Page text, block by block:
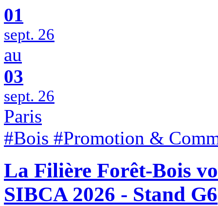
01
sept. 26
au
03
sept. 26
Paris
#Bois #Promotion &
La Filière Forêt-Bois
SIBCA 2026 - Stand G6